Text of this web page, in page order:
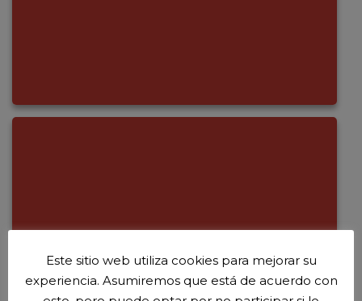
Este sitio web utiliza cookies para mejorar su
experiencia. Asumiremos que está de acuerdo con